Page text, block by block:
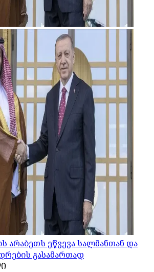
არაბეთს ეწვევა სალმანთან და
გასამართად